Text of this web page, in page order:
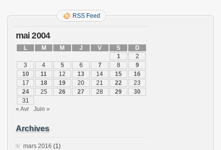
RSS Feed
mai 2004
L M M J V S
D
1
2
3
4 5 6 7 8
9
10
11 12 13 14 15
16
17
18 19 20 21 22
23
24
25 26 27 28 29
30
31
« Avr
Juin »
Archives
mars 2016 (1)